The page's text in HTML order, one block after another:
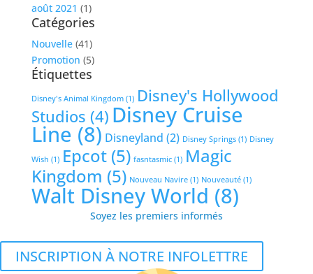
août 2021 (1)
Catégories
Nouvelle(41)
Promotion (5)
Étiquettes
Disney's Animal Kingdom(1) Disney's Hollywood
Studios (4) Disney Cruise
Line (8) Disneyland (2) Disney Springs(1) Disney
Wish (1) Epcot(5) fasntasmic(1) Magic
Kingdom (5) Nouveau Navire(1) Nouveauté(1)
Walt Disney World (8)
Soyez les premiers informés
INSCRIPTION À NOTRE INFOLETTRE